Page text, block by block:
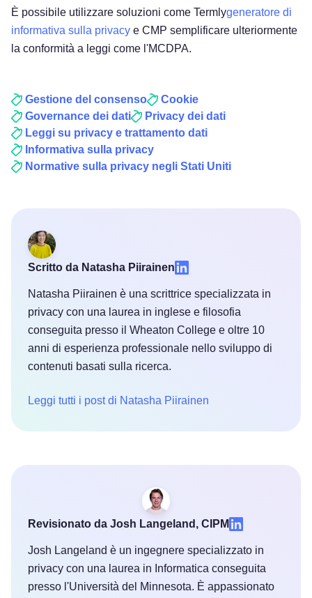
È possibile utilizzare soluzioni come Termlygeneratore di
informativa sulla privacy e CMP semplificare ulteriormente
la conformità a leggi come l'MCDPA.
Gestione del consenso
Cookie
Governance dei dati
Privacy dei dati
Leggi su privacy e trattamento dati
Informativa sulla privacy
Normative sulla privacy negli Stati Uniti
Scritto da Natasha Piirainen
Natasha Piirainen è una scrittrice specializzata in
privacy con una laurea in inglese e filosofia
conseguita presso il Wheaton College e oltre 10
anni di esperienza professionale nello sviluppo di
contenuti basati sulla ricerca.
Leggi tutti i post di Natasha Piirainen
Revisionato da Josh Langeland, CIPM
Josh Langeland è un ingegnere specializzato in
privacy con una laurea in Informatica conseguita
presso l'Università del Minnesota. È appassionato